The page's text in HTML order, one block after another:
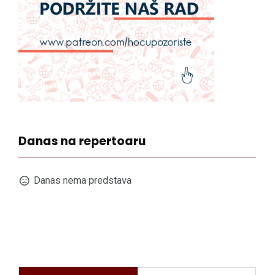
Danas na repertoaru
Danas nema predstava